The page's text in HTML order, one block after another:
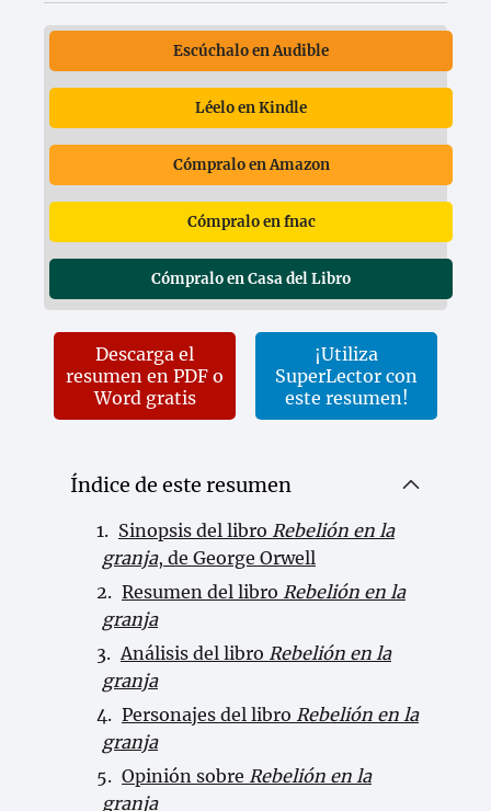
Escúchalo en Audible
Léelo en Kindle
Cómpralo en Amazon
Cómpralo en fnac
Cómpralo en Casa del Libro
Descarga el
resumen en PDF o
Word gratis
¡Utiliza
SuperLector con
este resumen!
Índice de este resumen
Sinopsis del libro Rebelión en la
granja, de George Orwell
Resumen del libro Rebelión en la
granja
Análisis del libro Rebelión en la
granja
Personajes del libro Rebelión en la
granja
Opinión sobre Rebelión en la
granja